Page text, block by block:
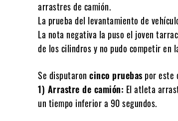
arrastres de camión.
La prueba del levantamiento de
La nota negativa la puso el joven
de los cilindros y no pudo competir en
Se disputaron cinco pruebas por este
1) Arrastre de camión: El atleta
un tiempo inferior a 90 segundos.